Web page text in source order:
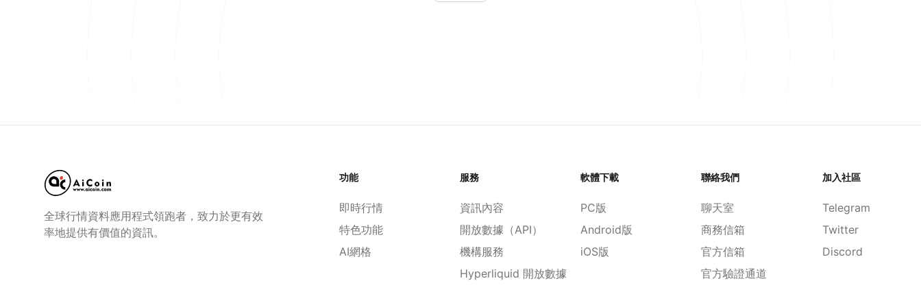
全球行情資料應用程式領跑者，致力於更有效
率地提供有價值的資訊。
功能
即時行情
特色功能
AI網格
服務
資訊內容
開放數據（API）
機構服務
Hyperliquid 開放數據
軟體下載
PC版
Android版
iOS版
聯絡我們
聊天室
商務信箱
官方信箱
官方驗證通道
加入社區
Telegram
Twitter
Discord